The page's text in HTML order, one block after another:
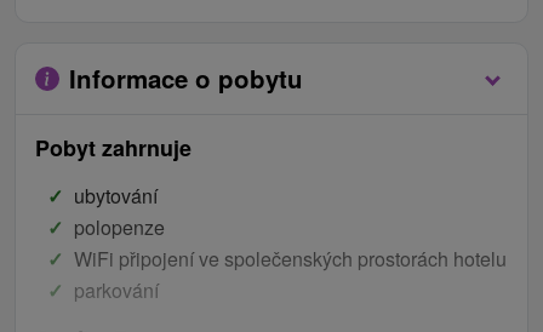
Informace o pobytu
Pobyt zahrnuje
ubytování
polopenze
WiFi připojení ve společenských prostorách hotelu
parkování